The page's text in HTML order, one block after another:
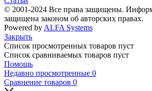
© 2001-2024 Все права защищены.
защищена законом об авторских
Powered by ALFA Systems
Закрыть
Список просмотренных товаров пуст
Список сравниваемых товаров пуст
Помощь
Недавно просмотренные 0
Сравнение товаров 0